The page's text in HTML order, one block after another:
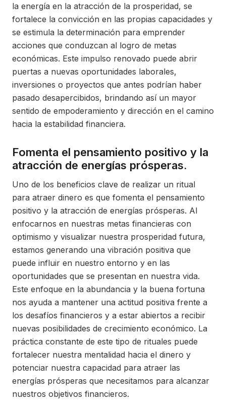
la energía en la atracción de la prosperidad, se
fortalece la convicción en las propias capacidades y
se estimula la determinación para emprender
acciones que conduzcan al logro de metas
económicas. Este impulso renovado puede abrir
puertas a nuevas oportunidades laborales,
inversiones o proyectos que antes podrían haber
pasado desapercibidos, brindando así un mayor
sentido de empoderamiento y dirección en el camino
hacia la estabilidad financiera.
Fomenta el pensamiento positivo y la
atracción de energías prósperas.
Uno de los beneficios clave de realizar un ritual
para atraer dinero es que fomenta el pensamiento
positivo y la atracción de energías prósperas. Al
enfocarnos en nuestras metas financieras con
optimismo y visualizar nuestra prosperidad futura,
estamos generando una vibración positiva que
puede influir en nuestro entorno y en las
oportunidades que se presentan en nuestra vida.
Este enfoque en la abundancia y la buena fortuna
nos ayuda a mantener una actitud positiva frente a
los desafíos financieros y a estar abiertos a recibir
nuevas posibilidades de crecimiento económico. La
práctica constante de este tipo de rituales puede
fortalecer nuestra mentalidad hacia el dinero y
potenciar nuestra capacidad para atraer las
energías prósperas que necesitamos para alcanzar
nuestros objetivos financieros.